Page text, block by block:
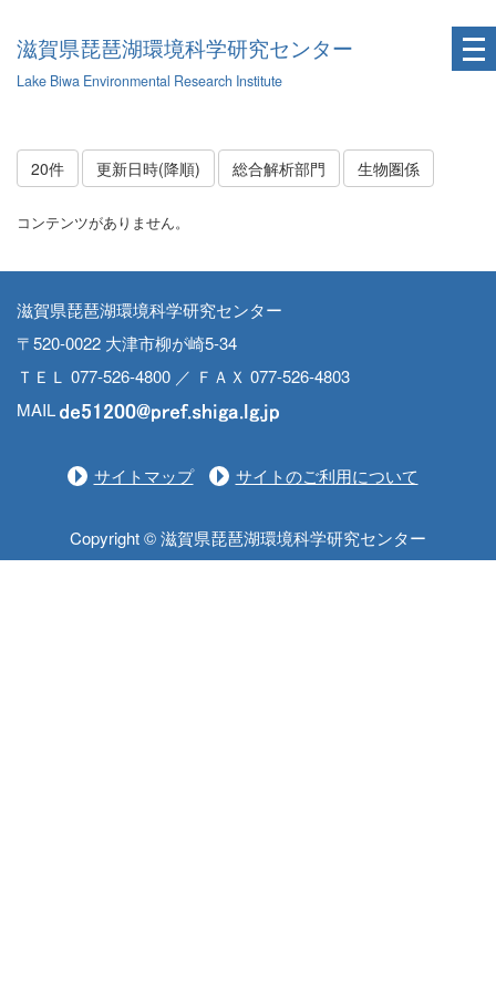
滋賀県琵琶湖環境科学研究センター
Lake Biwa Environmental Research Institute
20件 更新日時(降順) 総合解析部門 生物圏係
コンテンツがありません。
滋賀県琵琶湖環境科学研究センター
〒520-0022 大津市柳が崎5-34
ＴＥＬ 077-526-4800 ／ ＦＡＸ 077-526-4803
MAIL
サイトマップ サイトのご利用について
Copyright © 滋賀県琵琶湖環境科学研究センター